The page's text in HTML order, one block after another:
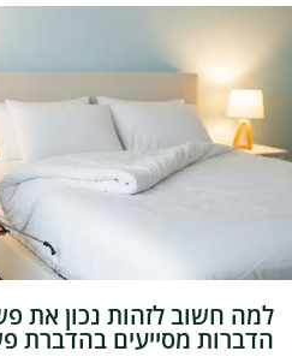
למה חשוב לזהות נכון את
הדברות מסייעים בהדברת